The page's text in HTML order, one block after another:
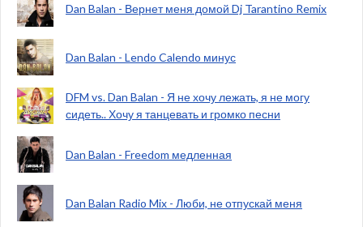
Dan Balan - Вернет меня домой Dj Tarantino Remix
Dan Balan - Lendo Calendo минус
DFM vs. Dan Balan - Я не хочу лежать, я не могу
сидеть.. Хочу я танцевать и громко песни
Dan Balan - Freedom медленная
Dan Balan Radio Mix - Люби, не отпускай меня